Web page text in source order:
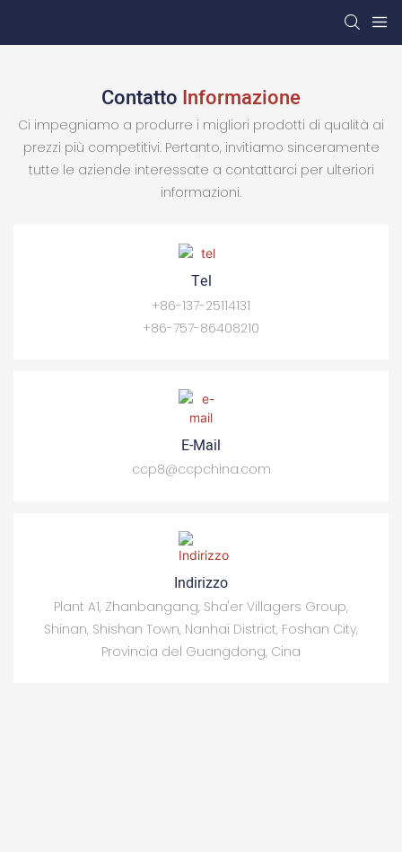
Contatto Informazione
Ci impegniamo a produrre i migliori prodotti di qualità ai
prezzi più competitivi. Pertanto, invitiamo sinceramente
tutte le aziende interessate a contattarci per ulteriori
informazioni.
Tel
+86-137-25114131
+86-757-86408210
E-Mail
ccp8@ccpchina.com
Indirizzo
Plant A1, Zhanbangang, Sha'er Villagers Group,
Shinan, Shishan Town, Nanhai District, Foshan City,
Provincia del Guangdong, Cina